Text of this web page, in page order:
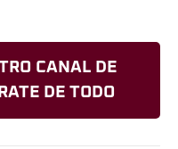
CANAL DE
DE TODO